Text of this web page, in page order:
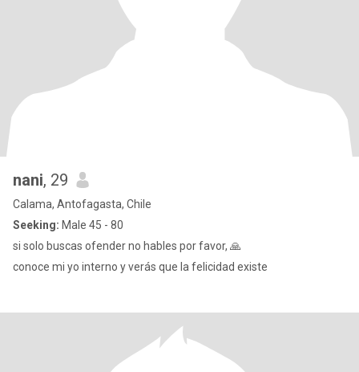
nani, 29
Calama, Antofagasta, Chile
Seeking: Male 45 - 80
si solo buscas ofender no hables por favor, 🙏
conoce mi yo interno y verás que la felicidad existe